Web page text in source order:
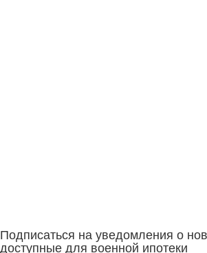
Подписаться на уведомления о
доступные для военной ипотеки